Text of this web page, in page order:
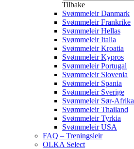
Tilbake
Svømmeleir Danmark
Svømmeleir Frankrike
Svømmeleir Hellas
Svømmeleir Italia
Svømmeleir Kroatia
Svømmeleir Kypros
Svømmeleir Portugal
Svømmeleir Slovenia
Svømmeleir Spania
Svømmeleir Sverige
Svømmeleir Sør-Afrika
Svømmeleir Thailand
Svømmeleir Tyrkia
Svømmeleir USA
FAQ – Treningsleir
OLKA Select